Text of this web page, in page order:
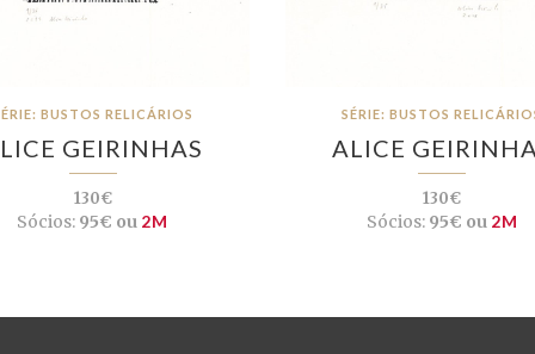
BUSTOS RELICÁRIOS
GEIRINHAS
130€
Sócios: 95€ ou 2M
SÉRIE: BUSTOS
ALICE
130€
Sócios:95€ ou 2M